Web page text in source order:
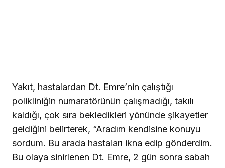
Yakıt, hastalardan Dt. Emre’nin çalıştığı
polikliniğin numaratörünün çalışmadığı, takılı
kaldığı, çok sıra bekledikleri yönünde şikayetler
geldiğini belirterek, “Aradım kendisine konuyu
sordum. Bu arada hastaları ikna edip gönderdim.
Bu olaya sinirlenen Dt. Emre, 2 gün sonra sabah